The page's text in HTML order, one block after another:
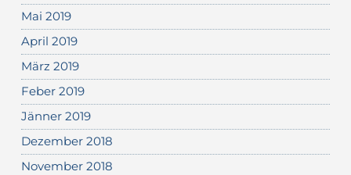
Mai 2019
April 2019
März 2019
Feber 2019
Jänner 2019
Dezember 2018
November 2018